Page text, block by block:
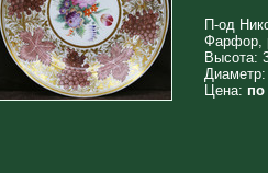
П-од
Фарфор,
Высота:
Цена: по